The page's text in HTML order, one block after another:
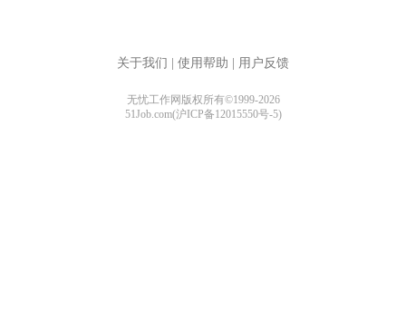
关于我们 使用帮助 用户反馈
无忧工作网版权所有©1999-2026
51Job.com(沪ICP备12015550号-5)